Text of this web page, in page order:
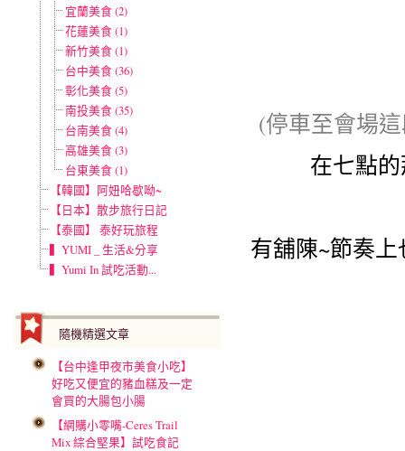
宜蘭美食 (2)
花蓮美食 (1)
新竹美食 (1)
台中美食 (36)
彰化美食 (5)
南投美食 (35)
台南美食 (4)
高雄美食 (3)
台東美食 (1)
【韓國】阿妞哈歇呦~
【日本】散步旅行日記
【泰國】 泰好玩旅程
▍YUMI _ 生活&分享
▍Yumi In 試吃活動...
隨機精選文章
【台中逢甲夜市美食小吃】
好吃又便宜的豬血糕及一定
會買的大腸包小腸
【網購小零嘴-Ceres Trail
Mix 綜合堅果】試吃食記
(停車至會場
在七點
有舖陳~節奏